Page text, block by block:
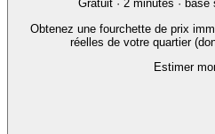
Gratuit · 2 minutes ·
Obtenez une fourchette de prix
réelles de votre quartier
Estimer